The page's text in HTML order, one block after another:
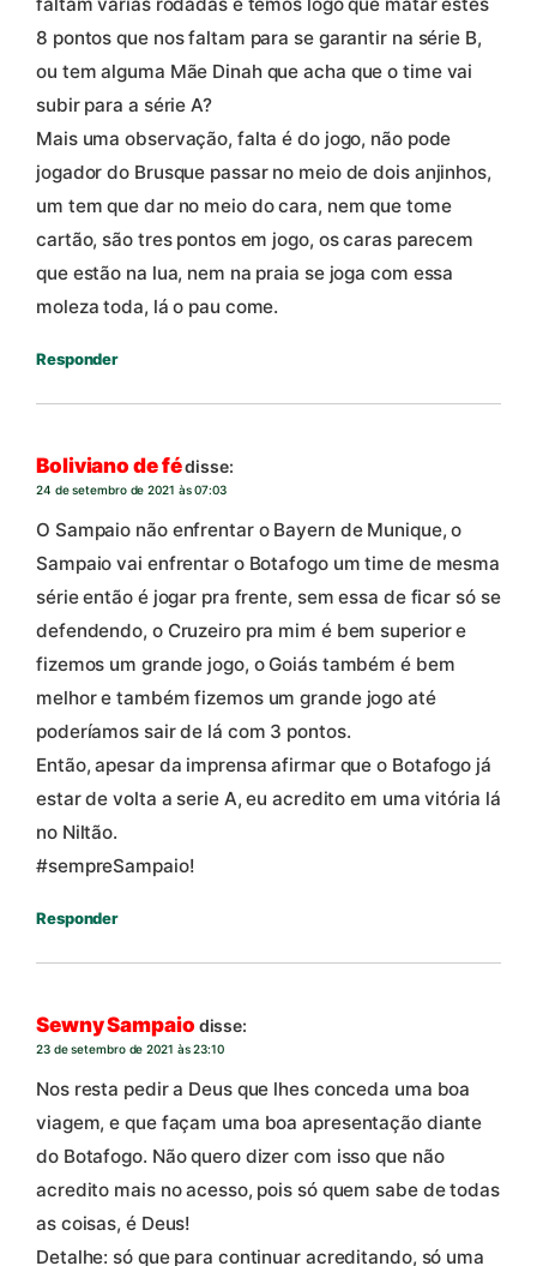
8 pontos que nos faltam para se garantir na série B,
ou tem alguma Mãe Dinah que acha que o time vai
subir para a série A?
Mais uma observação, falta é do jogo, não pode
jogador do Brusque passar no meio de dois anjinhos,
um tem que dar no meio do cara, nem que tome
cartão, são tres pontos em jogo, os caras parecem
que estão na lua, nem na praia se joga com essa
moleza toda, lá o pau come.
Responder
Boliviano de fédisse:
24 de setembro de 2021 às 07:03
O Sampaio não enfrentar o Bayern de Munique, o
Sampaio vai enfrentar o Botafogo um time de mesma
série então é jogar pra frente, sem essa de ficar só se
defendendo, o Cruzeiro pra mim é bem superior e
fizemos um grande jogo, o Goiás também é bem
melhor e também fizemos um grande jogo até
poderíamos sair de lá com 3 pontos.
Então, apesar da imprensa afirmar que o Botafogo já
estar de volta a serie A, eu acredito em uma vitória lá
no Niltão.
#sempreSampaio!
Responder
Sewny Sampaio disse:
23 de setembro de 2021 às 23:10
Nos resta pedir a Deus que lhes conceda uma boa
viagem, e que façam uma boa apresentação diante
do Botafogo. Não quero dizer com isso que não
acredito mais no acesso, pois só quem sabe de todas
as coisas, é Deus!
Detalhe: só que para continuar acreditando, só uma